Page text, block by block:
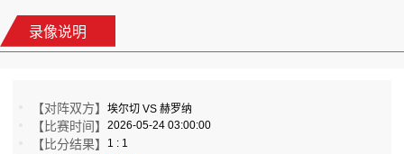
录像说明
【对阵双方】埃尔切 VS 赫罗纳
【比赛时间】2026-05-24 03:00:00
【比分结果】 1 : 1